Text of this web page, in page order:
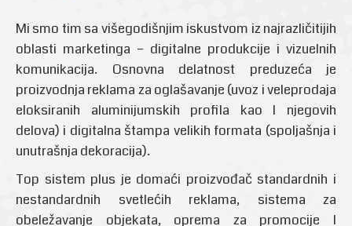
Mi smo tim sa višegodišnjim iskustvom iz najrazličitijih
oblasti marketinga – digitalne produkcije i vizuelnih
komunikacija. Osnovna delatnost preduzeća je
proizvodnja reklama za oglašavanje (uvoz i veleprodaja
eloksiranih aluminijumskih profila kao I njegovih
delova) i digitalna štampa velikih formata (spoljašnja i
unutrašnja dekoracija).
Top sistem plus je domaći proizvođač standardnih i
nestandardnih svetlećih reklama, sistema za
obeležavanje objekata, oprema za promocije I